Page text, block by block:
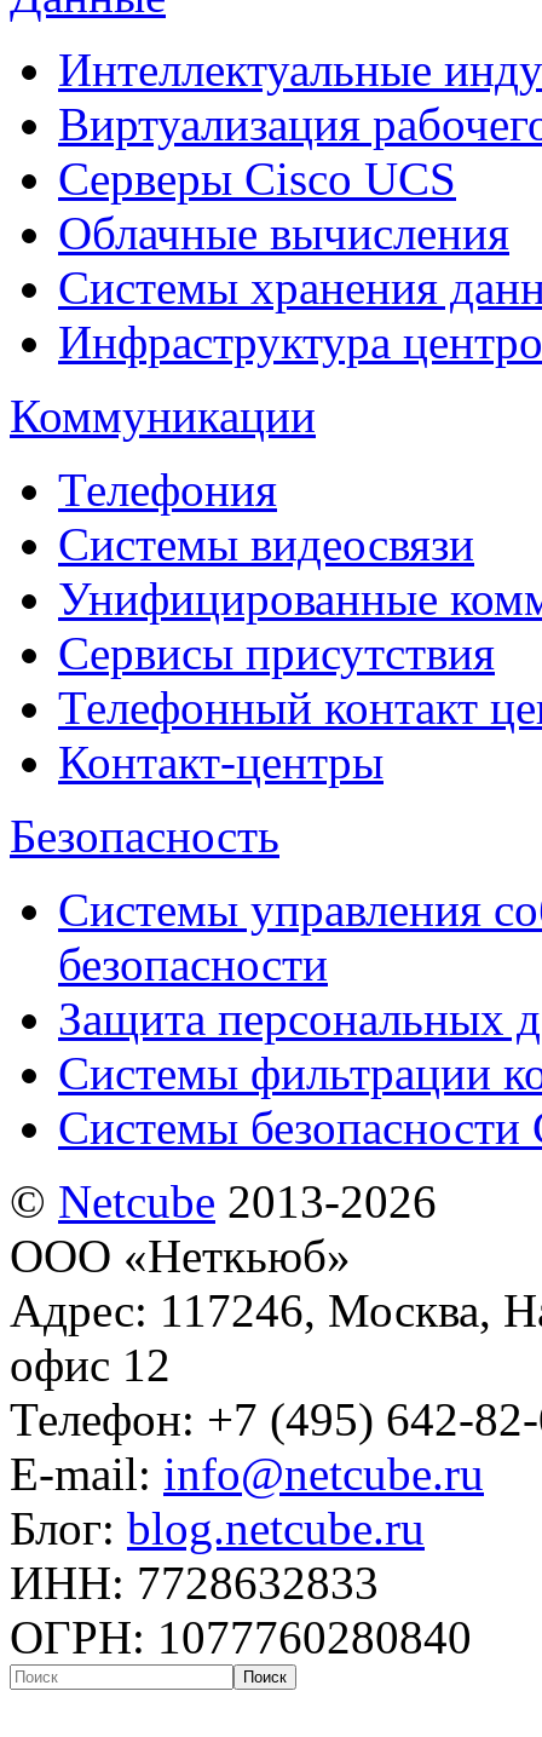
Интеллектуальные
Виртуализация
Cерверы Cisco UCS
Облачные вычисления
Системы хранения
Инфраструктура
Коммуникации
Телефония
Системы видеосвязи
Унифицированные
Сервисы присутствия
Телефонный контакт
Контакт-центры
Безопасность
Системы управления
безопасности
Защита персональных
Системы фильтрации
Системы безопасности
© Netсube 2013-2026
ООО «Неткьюб»
Адрес: 117246, Москва,
офис 12
Телефон: +7 (495) 642-
E-mail: info@netcube.ru
Блог: blog.netcube.ru
ИНН: 7728632833
ОГРН: 1077760280840